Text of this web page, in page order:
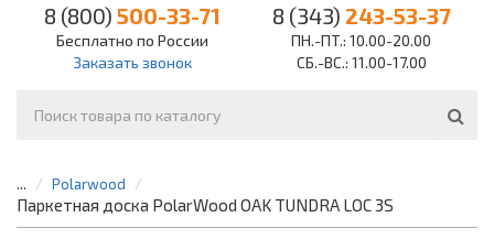
8 (800) 500-33-71
Бесплатно по России
Заказать звонок
8 (343) 243-53-37
ПН.-ПТ.: 10.00-20.00
СБ.-ВС.: 11.00-17.00
... Polarwood
Паркетная доска PolarWood OAK TUNDRA LOC 3S